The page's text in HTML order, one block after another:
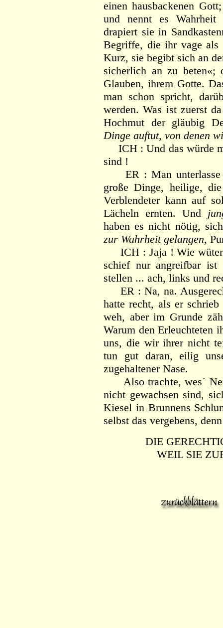
einen hausbackenen
und nennt es
drapiert sie in
Begriffe, die ihr vage als
Kurz, sie begibt sich an
sicherlich an zu
Glauben, ihrem Gotte.
man schon spricht,
werden. Was ist zuerst
Hochmut der gläubig
Dinge auftut, von denen
ICH : Und das würde
sind !
ER : Man unterlasse
große Dinge, heilige,
Verblendeter kann auf
Lächeln ernten. Und
haben es nicht nötig,
zur Wahrheit gelangen,
ICH : Jaja ! Wie
schief nur angreifbar
stellen ... ach, links und
ER : Na, na.
hatte recht, als er
weh, aber im Grunde
Warum den Erleuchteten
uns, die wir ihrer nicht
tun gut daran, eilig
zugehaltener Nase.
Also trachte, wes´
nicht gewachsen sind,
Kiesel in Brunnens
selbst das vergebens, denn
DIE
WEIL SIE